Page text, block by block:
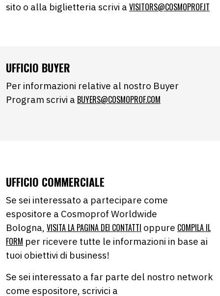
sito o alla biglietteria scrivi a VISITORS@COSMOPROF.IT
UFFICIO BUYER
Per informazioni relative al nostro Buyer
Program scrivi a BUYERS@COSMOPROF.COM
UFFICIO COMMERCIALE
Se sei interessato a partecipare come
espositore a Cosmoprof Worldwide
Bologna, VISITA LA PAGINA DEI CONTATTI oppure COMPILA IL
FORM per ricevere tutte le informazioni in base ai
tuoi obiettivi di business!
Se sei interessato a far parte del nostro network
come espositore, scrivici a